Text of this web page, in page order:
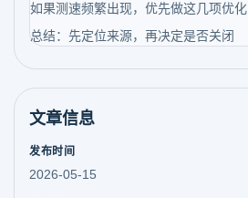
如果测速频繁出现，优先做这几项优化
总结：先定位来源，再决定是否关闭
文章信息
发布时间
2026-05-15